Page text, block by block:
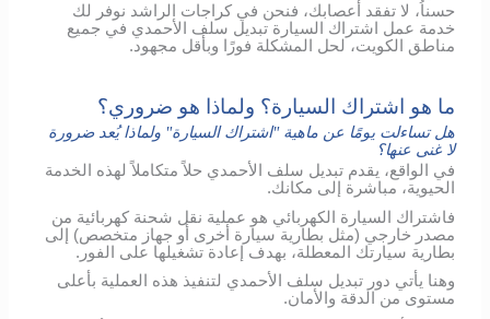
حسناُ، لا تفقد أعصابك، فنحن في كراجات الراشد نوفر لك
خدمة عمل اشتراك السيارة تبديل سلف الأحمدي في جميع
مناطق الكويت، لحل المشكلة فورًا وبأقل مجهود.
ما هو اشتراك السيارة؟ ولماذا هو ضروري؟
هل تساءلت يومًا عن ماهية "اشتراك السيارة" ولماذا يُعد ضرورة
لا غنى عنها؟
في الواقع، يقدم تبديل سلف الأحمدي حلاً متكاملاً لهذه الخدمة
الحيوية، مباشرة إلى مكانك.
فاشتراك السيارة الكهربائي هو عملية نقل شحنة كهربائية من
مصدر خارجي (مثل بطارية سيارة أخرى أو جهاز متخصص) إلى
بطارية سيارتك المعطلة، بهدف إعادة تشغيلها على الفور.
وهنا يأتي دور تبديل سلف الأحمدي لتنفيذ هذه العملية بأعلى
مستوى من الدقة والأمان.